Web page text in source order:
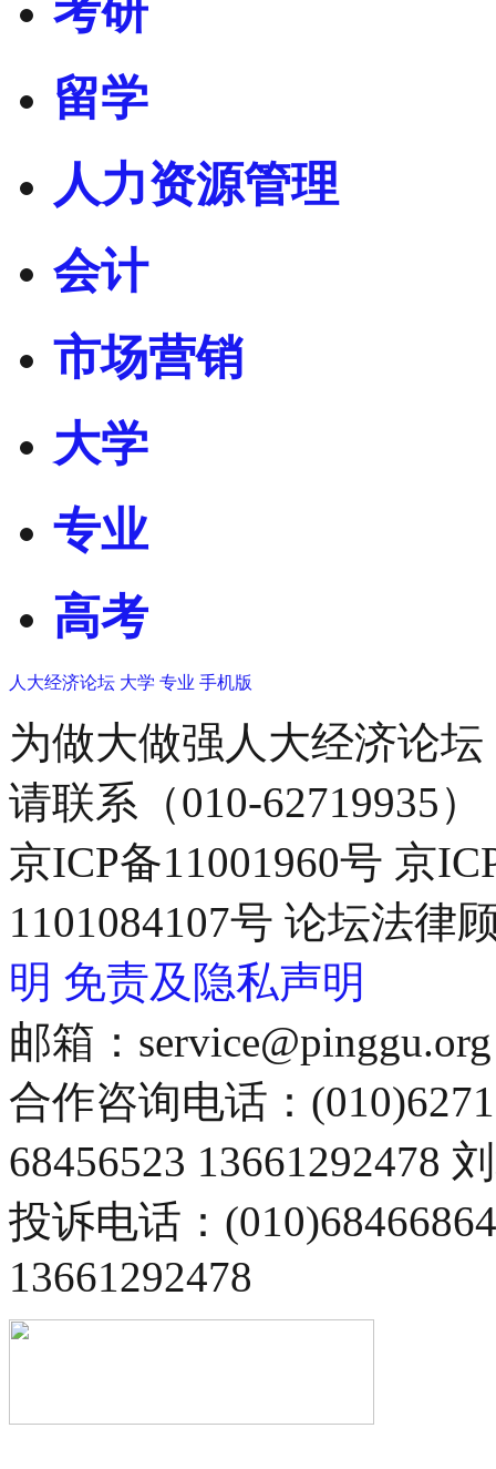
考研
留学
人力资源管理
会计
市场营销
大学
专业
高考
人大经济论坛 大学 专业 手机版
为做大做强人大经济论
请联系（010-62719935）
京ICP备11001960号 京
1101084107号 论坛法律
明 免责及隐私声明
邮箱：service@pinggu.org
合作咨询电话：
68456523 13661292478
投诉电话：
13661292478